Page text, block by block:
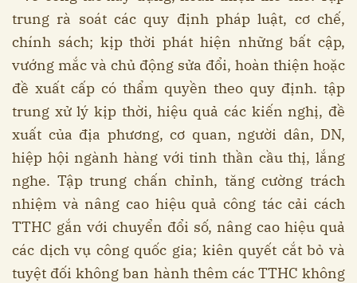
trung rà soát các quy định pháp luật, cơ chế,
chính sách; kịp thời phát hiện những bất cập,
vướng mắc và chủ động sửa đổi, hoàn thiện hoặc
đề xuất cấp có thẩm quyền theo quy định. tập
trung xử lý kịp thời, hiệu quả các kiến nghị, đề
xuất của địa phương, cơ quan, người dân, DN,
hiệp hội ngành hàng với tinh thần cầu thị, lắng
nghe. Tập trung chấn chỉnh, tăng cường trách
nhiệm và nâng cao hiệu quả công tác cải cách
TTHC gắn với chuyển đổi số, nâng cao hiệu quả
các dịch vụ công quốc gia; kiên quyết cắt bỏ và
tuyệt đối không ban hành thêm các TTHC không